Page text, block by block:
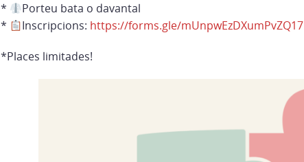
*
Porteu bata o davantal
*
Inscripcions: https://forms.gle/mUnpwEzDXumPvZQ17
*Places limitades!